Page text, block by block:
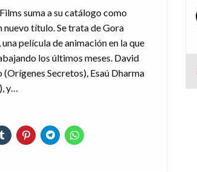
suma a su catálogo como
nuevo título. Se trata de Gora
película de animación en la que
los últimos meses. David
(Orígenes Secretos), Esaú Dharma
y…